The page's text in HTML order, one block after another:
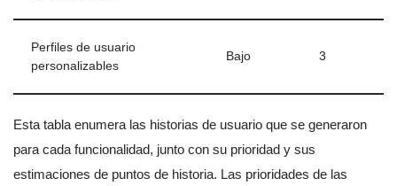
Perfiles de usuario
personalizables
Bajo 3
Esta tabla enumera las historias de usuario que se generaron
para cada funcionalidad, junto con su prioridad y sus
estimaciones de puntos de historia. Las prioridades de las